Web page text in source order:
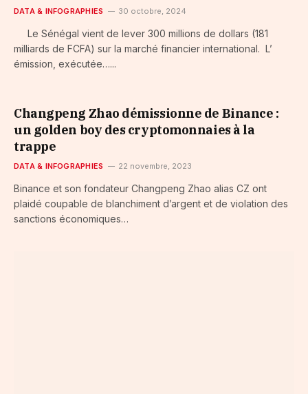
DATA & INFOGRAPHIES 30 octobre, 2024
Le Sénégal vient de lever 300 millions de dollars (181
milliards de FCFA) sur la marché financier international. L’
émission, exécutée…...
Changpeng Zhao démissionne de Binance :
un golden boy des cryptomonnaies à la
trappe
DATA & INFOGRAPHIES 22 novembre, 2023
Binance et son fondateur Changpeng Zhao alias CZ ont
plaidé coupable de blanchiment d’argent et de violation des
sanctions économiques…